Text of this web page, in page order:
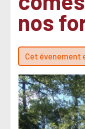
nos
Cet évenement